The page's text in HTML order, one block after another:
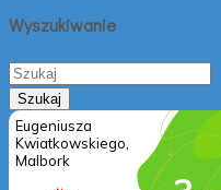
Wyszukiwanie